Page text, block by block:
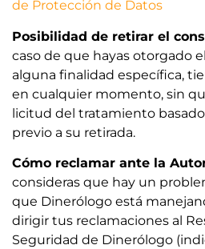
de Protección de Datos
Posibilidad de retirar el
caso de que hayas otorgado
alguna finalidad específica,
en cualquier momento, sin
licitud del tratamiento
previo a su retirada.
Cómo reclamar ante la
consideras que hay un
que Dinerólogo está
dirigir tus reclamaciones al
Seguridad de Dinerólogo